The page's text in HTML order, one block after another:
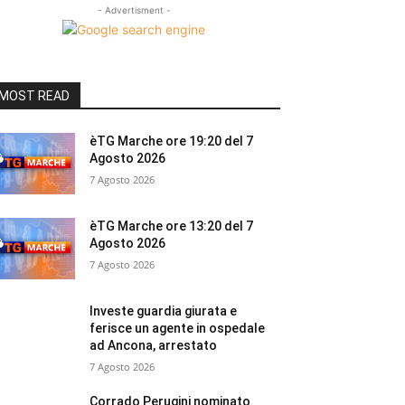
- Advertisment -
READ
èTG Marche ore 19:20 del 7
Agosto 2026
7 Agosto 2026
èTG Marche ore 13:20 del 7
Agosto 2026
7 Agosto 2026
Investe guardia giurata e
ferisce un agente in ospedale
ad Ancona, arrestato
7 Agosto 2026
Corrado Perugini nominato